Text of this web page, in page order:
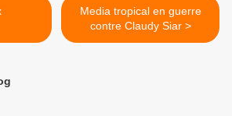
Media tropical en guerre
contre Claudy Siar >